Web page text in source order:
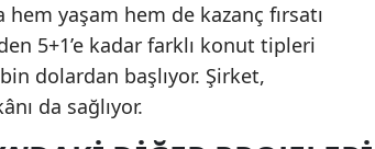
yaşam hem de kazanç fırsatı
5+1’e kadar farklı konut tipleri
dolardan başlıyor. Şirket,
da sağlıyor.